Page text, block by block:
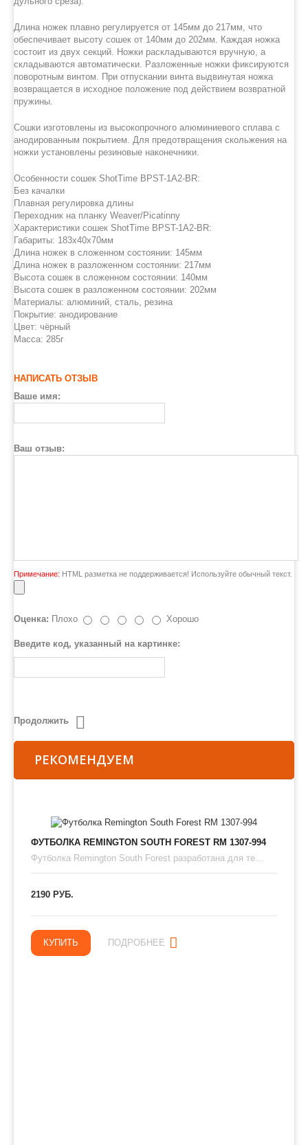
Длина ножек плавно регулируется от 145мм до 217мм, что
обеспечивает высоту сошек от 140мм до 202мм. Каждая ножка
состоит из двух секций. Ножки раскладываются вручную, а
складываются автоматически. Разложенные ножки фиксируются
поворотным винтом. При отпускании винта выдвинутая ножка
возвращается в исходное положение под действием возвратной
пружины.
Сошки изготовлены из высокопрочного алюминиевого сплава с
анодированным покрытием. Для предотвращения скольжения на
ножки установлены резиновые наконечники.
Особенности сошек ShotTime BPST-1A2-BR:
Без качалки
Плавная регулировка длины
Переходник на планку Weaver/Picatinny
Характеристики сошек ShotTime BPST-1A2-BR:
Габариты: 183x40x70мм
Длина ножек в сложенном состоянии: 145мм
Длина ножек в разложенном состоянии: 217мм
Высота сошек в сложенном состоянии: 140мм
Высота сошек в разложенном состоянии: 202мм
Материалы: алюминий, сталь, резина
Покрытие: анодирование
Цвет: чёрный
Масса: 285г
НАПИСАТЬ ОТЗЫВ
Ваше имя:
Ваш отзыв:
Примечание: HTML разметка не поддерживается! Используйте обычный текст.
Оценка: Плохо Хорошо
Введите код, указанный на картинке:
Продолжить
РЕКОМЕНДУЕМ
ФУТБОЛКА REMINGTON SOUTH FOREST RM 1307-994
Футболка Remington South Forest разработана для те...
2190 РУБ.
КУПИТЬ ПОДРОБНЕЕ